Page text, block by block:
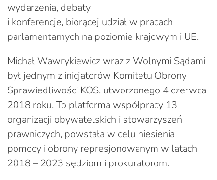
wydarzenia, debaty
i konferencje, biorącej udział w pracach
parlamentarnych na poziomie krajowym i UE.
Michał Wawrykiewicz wraz z Wolnymi Sądami
był jednym z inicjatorów Komitetu Obrony
Sprawiedliwości KOS, utworzonego 4 czerwca
2018 roku. To platforma współpracy 13
organizacji obywatelskich i stowarzyszeń
prawniczych, powstała w celu niesienia
pomocy i obrony represjonowanym w latach
2018 – 2023 sędziom i prokuratorom.